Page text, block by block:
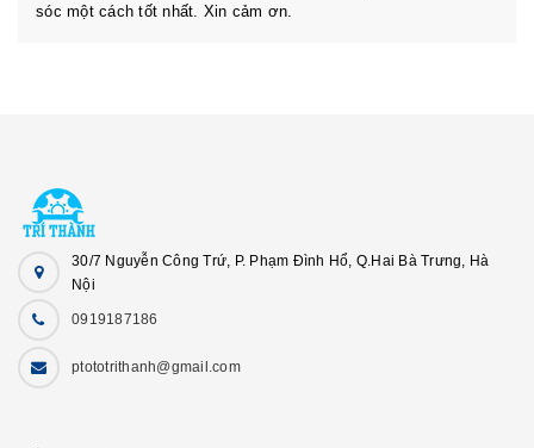
sóc một cách tốt nhất. Xin cảm ơn.
30/7 Nguyễn Công Trứ, P. Phạm Đình Hổ, Q.Hai Bà Trưng, Hà
Nội
0919187186
ptototrithanh@gmail.com